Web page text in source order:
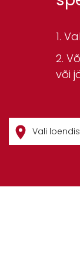
või